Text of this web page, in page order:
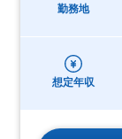
勤務地
想定年収